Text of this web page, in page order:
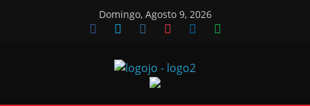
Domingo, Agosto 9, 2026
Jornal